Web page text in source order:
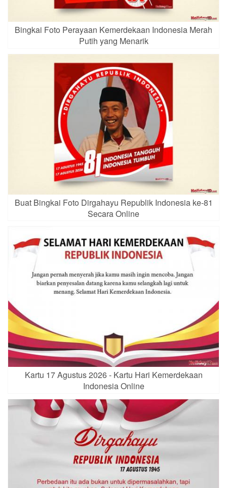
Bingkai Foto Perayaan Kemerdekaan Indonesia Merah
Putih yang Menarik
Buat Bingkai Foto Dirgahayu Republik Indonesia ke-81
Secara Online
Kartu 17 Agustus 2026 - Kartu Hari Kemerdekaan
Indonesia Online